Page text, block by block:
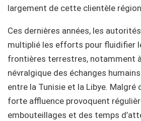
largement de cette clientèle
Ces dernières années, les
multiplié les efforts pour fluidifier
frontières terrestres, notamment
névralgique des échanges
entre la Tunisie et la Libye. Malgré
forte affluence provoquent
embouteillages et des temps